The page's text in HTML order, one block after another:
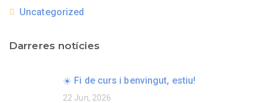
Uncategorized
Darreres notícies
☀️ Fi de curs i benvingut, estiu!
22 Jun, 2026